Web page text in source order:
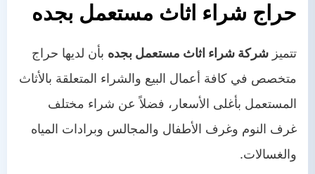
حراج شراء اثاث مستعمل بجده
تتميز شركة شراء اثاث مستعمل بجده بأن لديها حراج
متخصص في كافة أعمال البيع والشراء المتعلقة بالأثاث
المستعمل بأغلى الأسعار، فضلاً عن شراء مختلف
غرف النوم وغرف الأطفال والمجالس وبرادات المياه
والغسالات.